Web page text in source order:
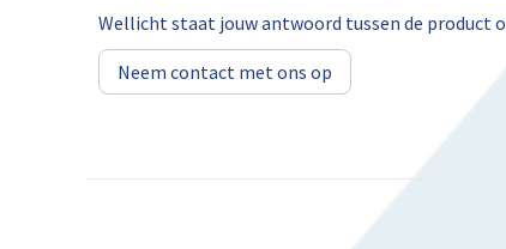
Wellicht staat jouw antwoord tussen de product
Neem contact met ons op